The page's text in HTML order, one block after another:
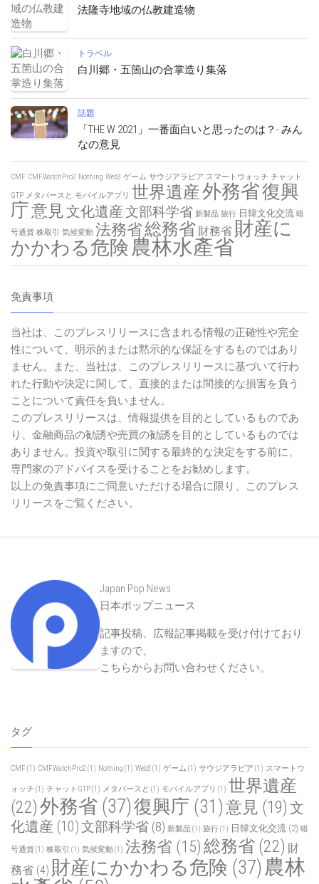
法隆寺地域の仏教建造物
トラベル
白川郷・五箇山の合掌造り集落
話題
「THE W 2021」一番面白いと思ったのは？- みん
なの意見
CMF CMFWatchPro2 Nothing Web3 ゲーム サウジアラビア スマートウォッチ チャット
GTP メタバースと モバイルアプリ 世界遺産外務省復興
庁意見文化遺産文部科学省 新製品 旅行 日韓文化交流 暗
号通貨 株取引 気候変動 法務省総務省 財務省 財産に
かかわる危険農林水產省
免責事項
当社は、このプレスリリースに含まれる情報の正確性や完全
性について、明示的または黙示的な保証をするものではあり
ません。また、当社は、このプレスリリースに基づいて行わ
れた行動や決定に関して、直接的または間接的な損害を負う
ことについて責任を負いません。
このプレスリリースは、情報提供を目的としているものであ
り、金融商品の勧誘や売買の勧誘を目的としているものでは
ありません。投資や取引に関する最終的な決定をする前に、
専門家のアドバイスを受けることをお勧めします。
以上の免責事項にご同意いただける場合に限り、このプレス
リリースをご覧ください。
Japan Pop News
日本ポップニュース
記事投稿、広報記事掲載を受け付けており
ますので、
こちらからお問い合わせください。
タグ
CMF (1) CMFWatchPro2 (1) Nothing (1) Web3 (1) ゲーム (1) サウジアラビア (1) スマートウ
ォッチ (1) チャットGTP(1) メタバースと (1) モバイルアプリ (1) 世界遺産
(22)外務省 (37)復興庁 (31)意見 (19) 文
化遺産 (10)文部科学省 (8) 新製品(1) 旅行(1) 日韓文化交流 (2) 暗
号通貨(1) 株取引 (1) 気候変動(1) 法務省 (15) 総務省 (22) 財
務省 (4) 財産にかかわる危険 (37) 農林